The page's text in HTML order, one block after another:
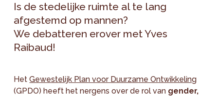
Is de stedelijke ruimte al te lang
afgestemd op mannen?
We debatteren erover met Yves
Raibaud!
HetGewestelijk Plan voor Duurzame Ontwikkeling
(GPDO) heeft het nergens over de rol van gender,